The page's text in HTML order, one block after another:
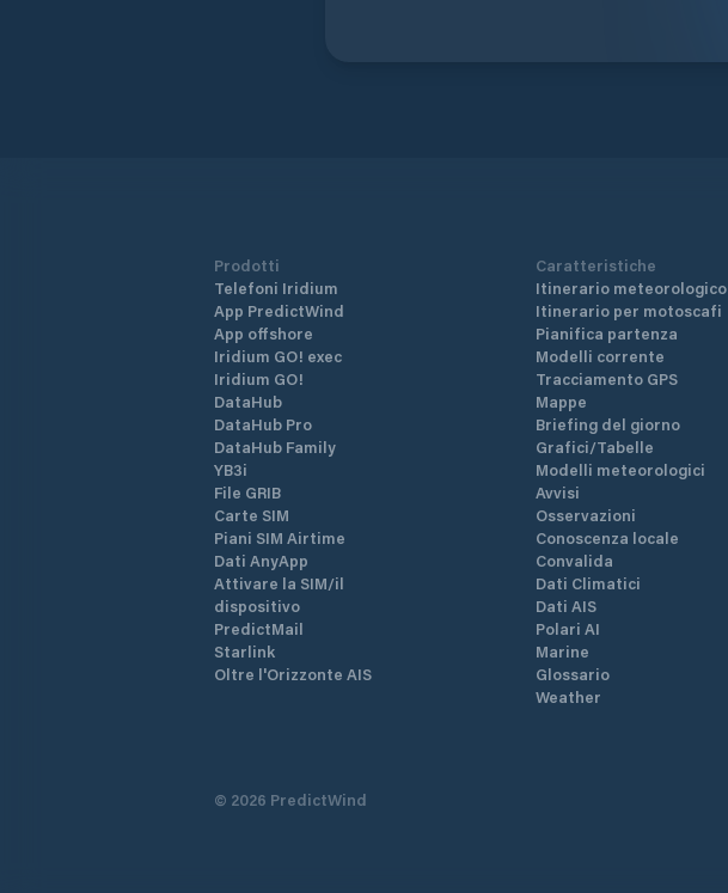
Prodotti
Telefoni Iridium
App PredictWind
App offshore
Iridium GO! exec
Iridium GO!
DataHub
DataHub Pro
DataHub Family
YB3i
File GRIB
Carte SIM
Piani SIM Airtime
Dati AnyApp
Attivare la SIM/il
dispositivo
PredictMail
Starlink
Oltre l'Orizzonte AIS
Caratteristiche
Itinerario meteorologico
Itinerario per motoscafi
Pianifica partenza
Modelli corrente
Tracciamento GPS
Mappe
Briefing del giorno
Grafici/Tabelle
Modelli meteorologici
Avvisi
Osservazioni
Conoscenza locale
Convalida
Dati Climatici
Dati AIS
Polari AI
Marine
Glossario
Weather
© 2026 PredictWind